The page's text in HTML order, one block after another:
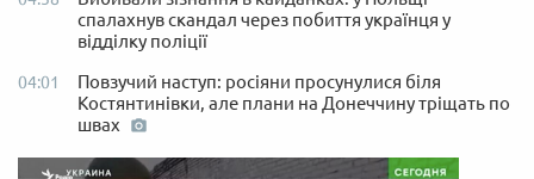
спалахнув скандал через побиття українця у
відділку поліції
04:01
Повзучий наступ: росіяни просунулися біля
Костянтинівки, але плани на Донеччину тріщать по
швах